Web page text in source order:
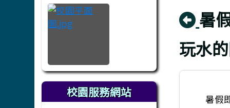
校園服務網站
回
暑
玩水
暑假